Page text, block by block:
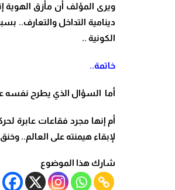
ويرى المؤلف أن مأزق الهوية
دينامية التداخل والتعارف..
الكونية ..
خاتمة..
أما السؤال الذي يطرح
أم إنها مجرد فقاعات عابرة
لإبقاء هيمنته على العالم..
شارك هذا الموضوع